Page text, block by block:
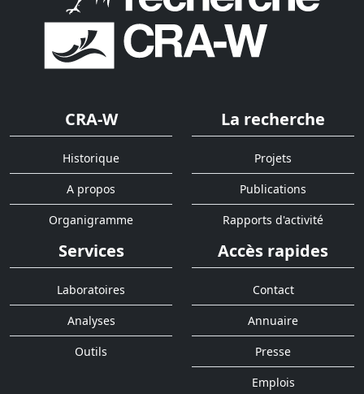
CRA-W
Historique
A propos
Organigramme
La recherche
Projets
Publications
Rapports d'activité
Services
Laboratoires
Analyses
Outils
Accès rapides
Contact
Annuaire
Presse
Emplois